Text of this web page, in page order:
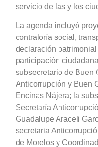
servicio de las y los
La agenda incluyó
contraloría social,
declaración
participación
subsecretario de Buen
Anticorrupción y Buen
Encinas Nájera; la
Secretaría
Guadalupe Araceli
secretaria
de Morelos y